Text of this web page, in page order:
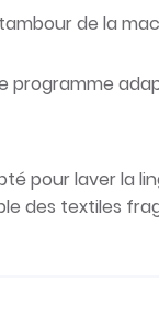
de la
programme
pour laver la
des textiles